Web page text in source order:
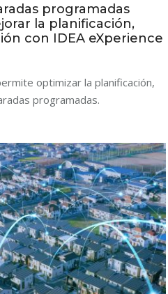
programadas
la planificación,
con IDEA eXperience
optimizar la planificación,
programadas.